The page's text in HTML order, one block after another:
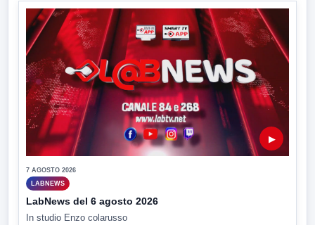
▶
7 AGOSTO 2026
LABNEWS
LabNews del 6 agosto 2026
In studio Enzo colarusso